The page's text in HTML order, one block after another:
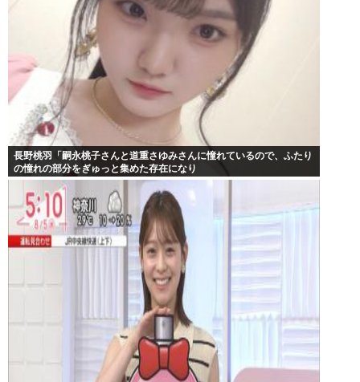
長野桃羽「嗣永桃子さんと道重さゆみさんに憧れているので、ふたり
の憧れの部分をぎゅっと集めた存在になり